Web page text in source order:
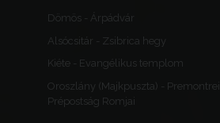
Dömös - Árpádvár
Alsócsitár - Zsibrica hegy
Kiéte - Evangélikus templom
Oroszlány (Majkpuszta) - Premontrei
Prépostság Romjai